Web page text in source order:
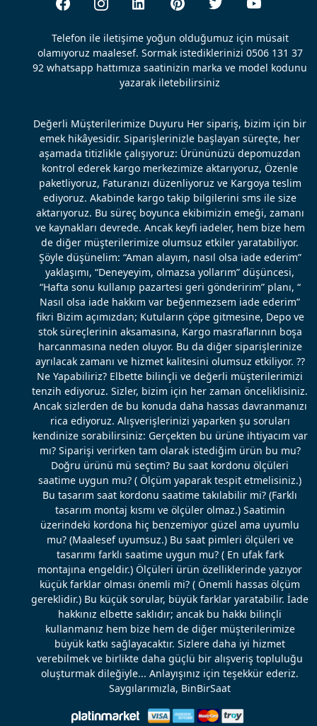
Telefon ile iletişime yoğun olduğumuz için müsait
olamıyoruz maalesef. Sormak istediklerinizi 0506 131 37
92 whatsapp hattımıza saatinizin marka ve model kodunu
yazarak iletebilirsiniz
Değerli Müşterilerimize Duyuru Her sipariş, bizim için bir
emek hikâyesidir. Siparişlerinizle başlayan süreçte, her
aşamada titizlikle çalışıyoruz: Ürününüzü depomuzdan
kontrol ederek kargo merkezimize aktarıyoruz, Özenle
paketliyoruz, Faturanızı düzenliyoruz ve Kargoya teslim
ediyoruz. Akabinde kargo takip bilgilerini sms ile size
aktarıyoruz. Bu süreç boyunca ekibimizin emeği, zamanı
ve kaynakları devrede. Ancak keyfi iadeler, hem bize hem
de diğer müşterilerimize olumsuz etkiler yaratabiliyor.
Şöyle düşünelim: “Aman alayım, nasıl olsa iade ederim”
yaklaşımı, “Deneyeyim, olmazsa yollarım” düşüncesi,
“Hafta sonu kullanıp pazartesi geri gönderirim” planı, “
Nasıl olsa iade hakkım var beğenmezsem iade ederim”
fikri Bizim açımızdan; Kutuların çöpe gitmesine, Depo ve
stok süreçlerinin aksamasına, Kargo masraflarının boşa
harcanmasına neden oluyor. Bu da diğer siparişlerinize
ayrılacak zamanı ve hizmet kalitesini olumsuz etkiliyor. ??
Ne Yapabiliriz? Elbette bilinçli ve değerli müşterilerimizi
tenzih ediyoruz. Sizler, bizim için her zaman önceliklisiniz.
Ancak sizlerden de bu konuda daha hassas davranmanızı
rica ediyoruz. Alışverişlerinizi yaparken şu soruları
kendinize sorabilirsiniz: Gerçekten bu ürüne ihtiyacım var
mı? Siparişi verirken tam olarak istediğim ürün bu mu?
Doğru ürünü mü seçtim? Bu saat kordonu ölçüleri
saatime uygun mu? ( Ölçüm yaparak tespit etmelisiniz.)
Bu tasarım saat kordonu saatime takılabilir mi? (Farklı
tasarım montaj kısmı ve ölçüler olmaz.) Saatimin
üzerindeki kordona hiç benzemiyor güzel ama uyumlu
mu? (Maalesef uyumsuz.) Bu saat pimleri ölçüleri ve
tasarımı farklı saatime uygun mu? ( En ufak fark
montajına engeldir.) Ölçüleri ürün özelliklerinde yazıyor
küçük farklar olması önemli mi? ( Önemli hassas ölçüm
gereklidir.) Bu küçük sorular, büyük farklar yaratabilir. İade
hakkınız elbette saklıdır; ancak bu hakkı bilinçli
kullanmanız hem bize hem de diğer müşterilerimize
büyük katkı sağlayacaktır. Sizlere daha iyi hizmet
verebilmek ve birlikte daha güçlü bir alışveriş topluluğu
oluşturmak dileğiyle... Anlayışınız için teşekkür ederiz.
Saygılarımızla, BinBirSaat